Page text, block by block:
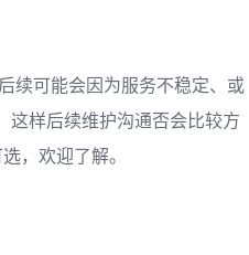
续可能会因为服务不稳定、或
这样后续维护沟通否会比较方
，欢迎了解。